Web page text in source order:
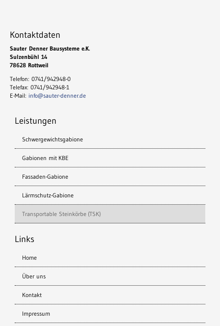
Kontaktdaten
Sauter Denner Bausysteme e.K.
Sulzenbühl 14
78628 Rottweil
Telefon: 0741/942948-0
Telefax: 0741/942948-1
E-Mail: info@sauter-denner.de
Leistungen
Schwergewichtsgabione
Gabionen mit KBE
Fassaden-Gabione
Lärmschutz-Gabione
Transportable Steinkörbe (TSK)
Links
Home
Über uns
Kontakt
Impressum